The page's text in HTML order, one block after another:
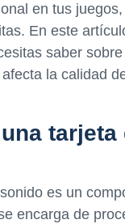
en tus
En este
saber
la calidad
tarjeta
es un
encarga de